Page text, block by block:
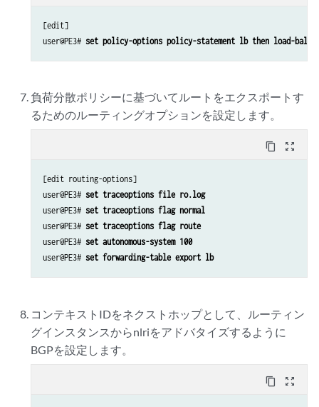
[edit]
user@PE3# set policy-options policy-statement lb then load-
負荷分散ポリシーに基づいてルートをエクスポートす
るためのルーティングオプションを設定します。
content_copy zoom_out_map
[edit routing-options]
user@PE3# set traceoptions file ro.log
user@PE3# set traceoptions flag normal
user@PE3# set traceoptions flag route
user@PE3# set autonomous-system 100
user@PE3# set forwarding-table export lb
コンテキストIDをネクストホップとして、ルーティン
グインスタンスからnlriをアドバタイズするように
BGPを設定します。
content_copy zoom_out_map